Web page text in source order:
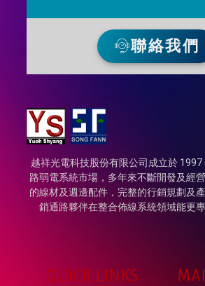
聯絡我們
越祥光電科技股份有限公司成立於
路弱電系統市場，多年來不斷開發及經
的線材及週邊配件，完整的行銷規劃及
銷通路夥伴在整合佈線系統領域能更專
QUICK LINKS